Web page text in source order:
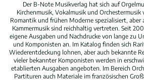
Der B-Note Musikverlag hat sich auf
Kirchenmusik, Vokalmusik und Orchestermusik
Romantik und frühen Moderne spezialisiert, aber
Kammermusik sind reichhaltig vertreten. Seit
eigene Ausgaben und Nachdrucke von lange zu
und Komponisten an. Im Katalog finden sich
Wiederentdeckung lohnen, aber auch bekannte
vieler bekannter Komponisten werden in
etablierten Ausgaben angeboten. Im Bereich
Partituren auch Materiale im französischen